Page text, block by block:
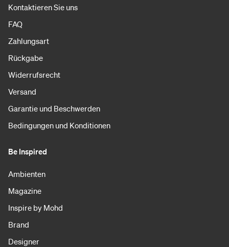
Kontaktieren Sie uns
FAQ
Zahlungsart
Rückgabe
Widerrufsrecht
Versand
Garantie und Beschwerden
Bedingungen und Konditionen
Be Inspired
Ambienten
Magazine
Inspire by Mohd
Brand
Designer